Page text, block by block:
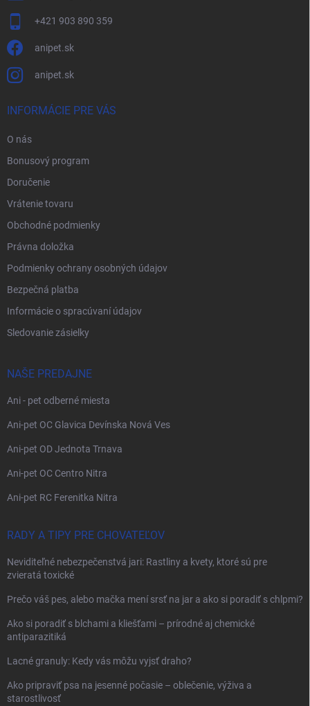
+421 903 890 359
anipet.sk
anipet.sk
INFORMÁCIE PRE VÁS
O nás
Bonusový program
Doručenie
Vrátenie tovaru
Obchodné podmienky
Právna doložka
Podmienky ochrany osobných údajov
Bezpečná platba
Informácie o spracúvaní údajov
Sledovanie zásielky
NAŠE PREDAJNE
Ani - pet odberné miesta
Ani-pet OC Glavica Devínska Nová Ves
Ani-pet OD Jednota Trnava
Ani-pet OC Centro Nitra
Ani-pet RC Ferenitka Nitra
RADY A TIPY PRE CHOVATEĽOV
Neviditeľné nebezpečenstvá jari: Rastliny a kvety, ktoré sú pre
zvieratá toxické
Prečo váš pes, alebo mačka mení srsť na jar a ako si poradiť s chlpmi?
Ako si poradiť s blchami a kliešťami – prírodné aj chemické
antiparazitiká
Lacné granuly: Kedy vás môžu vyjsť draho?
Ako pripraviť psa na jesenné počasie – oblečenie, výživa a
starostlivosť